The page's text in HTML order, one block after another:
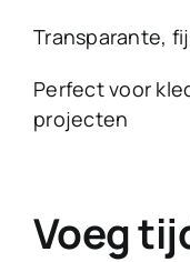
Transparante,
Perfect voor
projecten
Voeg